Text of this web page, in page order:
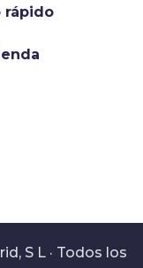
rápido
S L · Todos los